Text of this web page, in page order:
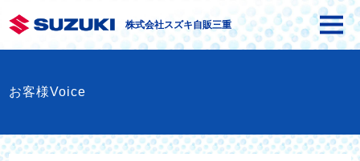
株式会社スズキ自販三重
お客様Voice